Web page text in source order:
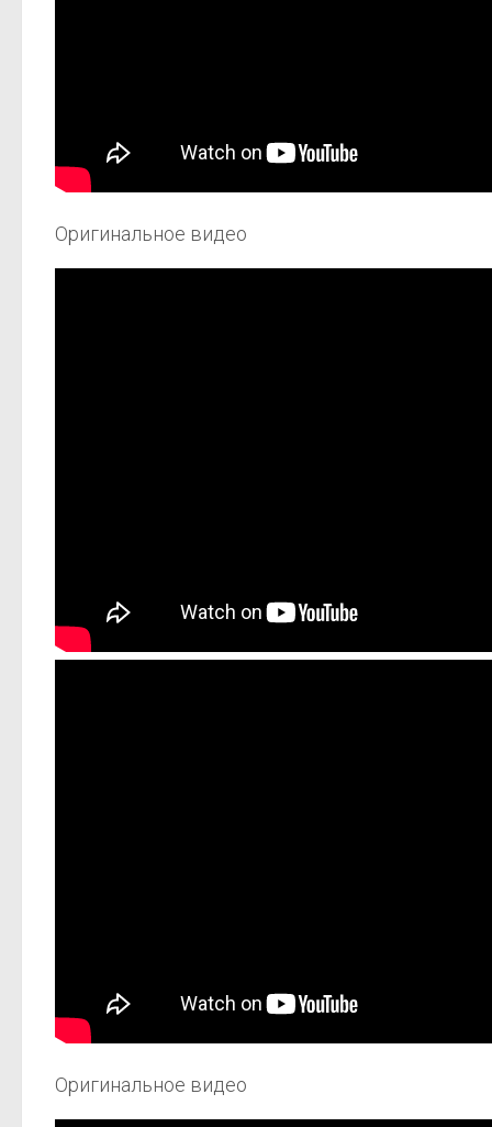
Оригинальное видео
Оригинальное видео